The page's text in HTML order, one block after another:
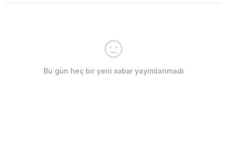
Bu gün heç bir yeni xəbər yayımlanmadı